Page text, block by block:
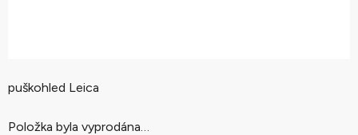
puškohled Leica
Položka byla vyprodána…